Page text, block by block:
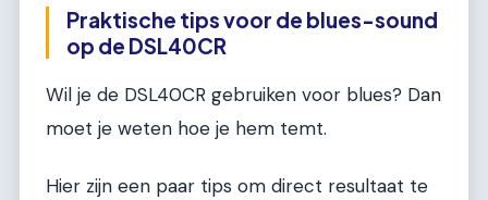
Praktische tips voor de blues-sound
op de DSL40CR
Wil je de DSL40CR gebruiken voor blues? Dan
moet je weten hoe je hem temt.
Hier zijn een paar tips om direct resultaat te